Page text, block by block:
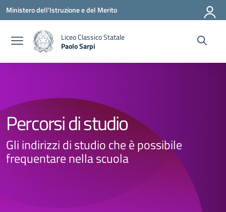
Vai ai contenuti
Vai al menu di navigazione
Vai al footer
Ministero dell'Istruzione e del Merito
Liceo Classico Statale
Paolo Sarpi
Percorsi di studio
Gli indirizzi di studio che è possibile
frequentare nella scuola